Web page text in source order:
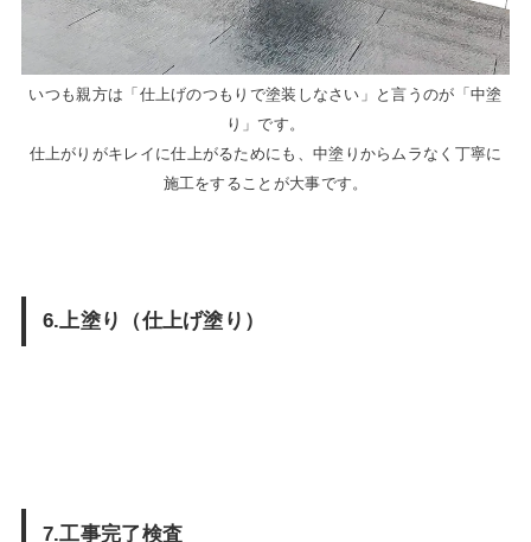
いつも親方は「仕上げのつもりで塗装しなさい」と言うのが「中塗
り」です。
仕上がりがキレイに仕上がるためにも、中塗りからムラなく丁寧に
施工をすることが大事です。
6.上塗り（仕上げ塗り）
7.工事完了検査